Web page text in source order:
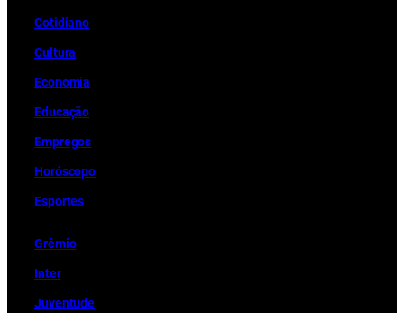
Cotidiano
Cultura
Economia
Educação
Empregos
Horóscopo
Esportes
Grêmio
Inter
Juventude